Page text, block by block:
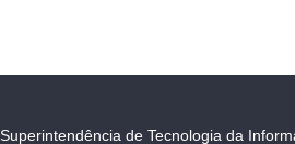
Superintendência de Tecnologia da